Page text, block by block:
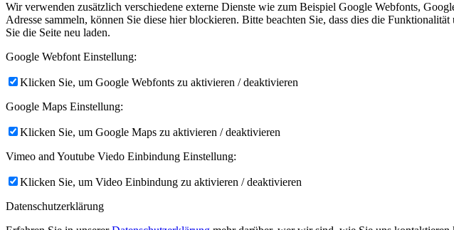
Wir verwenden zusätzlich verschiedene externe Dienste wie zum Beispiel Google Webfonts,
Adresse sammeln, können Sie diese hier blockieren. Bitte beachten Sie, dass dies die
Sie die Seite neu laden.
Google Webfont Einstellung:
Klicken Sie, um Google Webfonts zu aktivieren / deaktivieren
Google Maps Einstellung:
Klicken Sie, um Google Maps zu aktivieren / deaktivieren
Vimeo and Youtube Viedo Einbindung Einstellung:
Klicken Sie, um Video Einbindung zu aktivieren / deaktivieren
Datenschutzerklärung